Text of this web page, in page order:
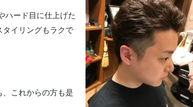
ハード目に仕上げた
タイリングもラクで
これからの方も是